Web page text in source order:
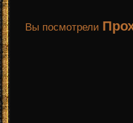
Вы посмотрели